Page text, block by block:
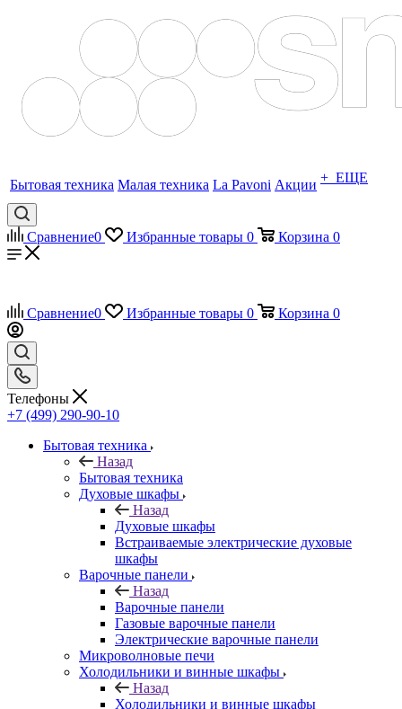
Бытовая техника Малая техника La Pavoni Акции + ЕЩЕ
Сравнение0 Избранные товары 0 Корзина 0
Сравнение0 Избранные товары 0 Корзина 0
Телефоны
+7 (499) 290-90-10
Бытовая техника
Назад
Бытовая техника
Духовые шкафы
Назад
Духовые шкафы
Встраиваемые электрические духовые
шкафы
Варочные панели
Назад
Варочные панели
Газовые варочные панели
Электрические варочные панели
Микроволновые печи
Холодильники и винные шкафы
Назад
Холодильники и винные шкафы